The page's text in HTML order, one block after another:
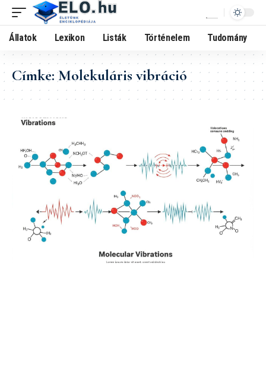
Állatok Lexikon Listák Történelem Tudomány
Címke:Molekuláris vibráció